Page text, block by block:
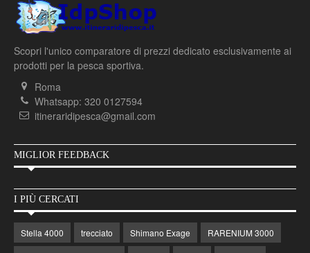
Scopri l'unico comparatore di prezzi dedicato esclusivamente ai
prodotti per la pesca sportiva.
Roma
Whatsapp: 320 0127594
itineraridipesca@gmail.com
MIGLIOR FEEDBACK
I PIÙ CERCATI
Stella 4000 trecciato Shimano Exage
RARENIUM 3000